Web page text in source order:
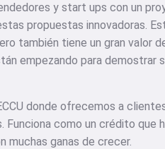
y start ups con un
propuestas innovadoras.
también tiene un gran valor
empezando para demostrar
donde ofrecemos a
como un crédito que
muchas ganas de crecer.